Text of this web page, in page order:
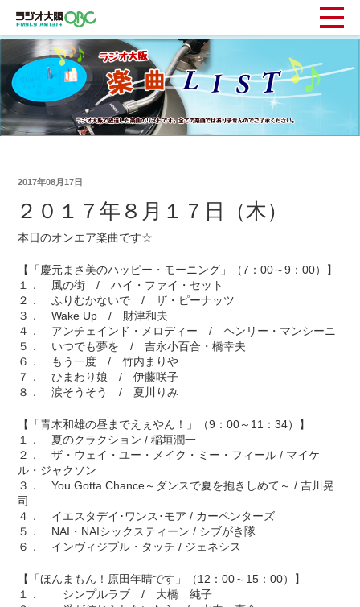
2017年08月17日
２０１７年８月１７日（木）
本日のオンエア楽曲です☆
【「慶元まさ美のハッピー・モーニング」（7：00～9：00）】
１． 風の街 / ハイ・ファイ・セット
２． ふりむかないで / ザ・ピーナッツ
３． Wake Up / 財津和夫
４． アンチェインド・メロディー / ヘンリー・マンシーニ
５． いつでも夢を / 吉永小百合・橋幸夫
６． もう一度 / 竹内まりや
７． ひまわり娘 / 伊藤咲子
８． 涙そうそう / 夏川りみ
【「青木和雄の昼までえぇやん！」（9：00～11：34）】
１． 夏のクラクション / 稲垣潤一
２． ザ・ウェイ・ユー・メイク・ミー・フィール / マイケ
ル・ジャクソン
３． You Gotta Chance～ダンスで夏を抱きしめて～ / 吉川晃
司
４． イエスタデイ･ワンス･モア / カーペンターズ
５． NAI・NAIシックスティーン / シブがき隊
６． インヴィジブル・タッチ / ジェネシス
【「ほんまもん！原田年晴です」（12：00～15：00）】
１． シンプルラブ / 大橋 純子